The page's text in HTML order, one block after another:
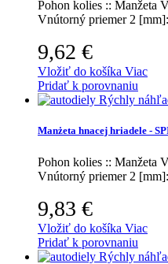
Pohon kolies :: Manžeta
Vnútorný priemer 2
9,62 €
Vložiť do košíka Viac
Pridať k porovnaniu
Rýchly
Manżeta hnacej hriadele -
Pohon kolies :: Manžeta
Vnútorný priemer 2
9,83 €
Vložiť do košíka Viac
Pridať k porovnaniu
Rýchly